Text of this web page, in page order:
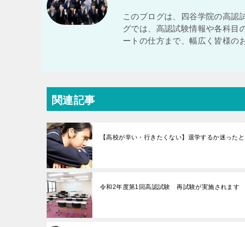
このブログは、四谷学院の高認
グでは、高認試験情報や各科目
ートの仕方まで、幅広く皆様の
関連記事
【高校が辛い・行きたくない】退学するか迷った
令和2年度第1回高認試験 再試験が実施されます